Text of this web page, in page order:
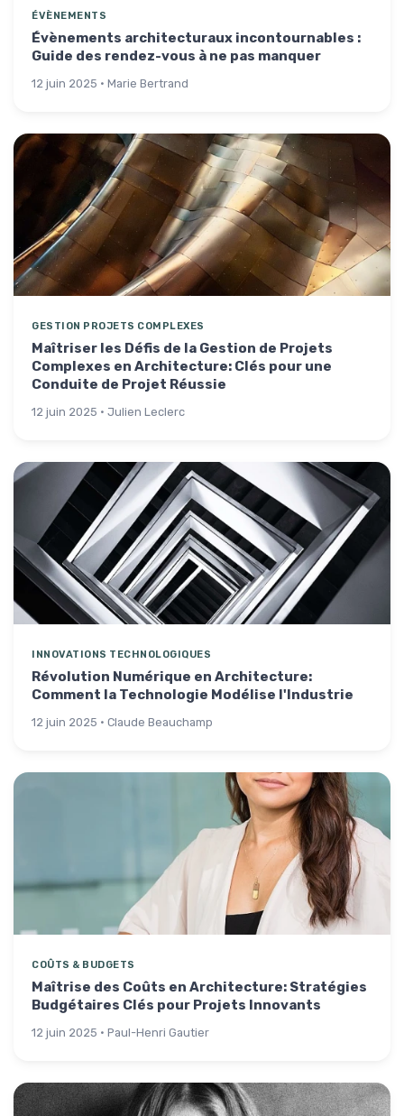
ÉVÈNEMENTS
Évènements architecturaux incontournables :
Guide des rendez-vous à ne pas manquer
12 juin 2025 · Marie Bertrand
GESTION PROJETS COMPLEXES
Maîtriser les Défis de la Gestion de Projets
Complexes en Architecture: Clés pour une
Conduite de Projet Réussie
12 juin 2025 · Julien Leclerc
INNOVATIONS TECHNOLOGIQUES
Révolution Numérique en Architecture:
Comment la Technologie Modélise l'Industrie
12 juin 2025 · Claude Beauchamp
COÛTS & BUDGETS
Maîtrise des Coûts en Architecture: Stratégies
Budgétaires Clés pour Projets Innovants
12 juin 2025 · Paul-Henri Gautier